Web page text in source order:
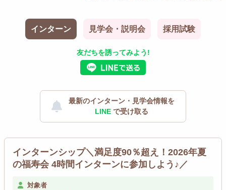
インターン 見学会・説明会 採用試験
友だちを誘ってみよう!
最新のインターン・見学会情報を
LINE で受け取る
インターンシップ＼満足度90％超え！2026年夏
の福寿会 4時間インターンに参加しよう♪／
対象者